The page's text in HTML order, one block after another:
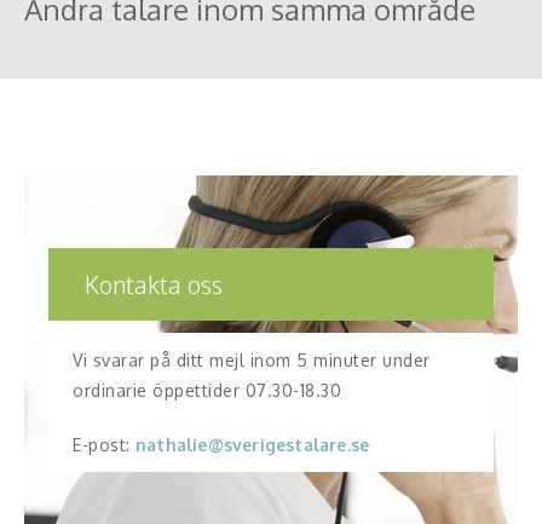
Andra talare inom samma område
Kontakta oss
Vi svarar på ditt mejl inom 5 minuter under
ordinarie öppettider 07.30-18.30
E-post: nathalie@sverigestalare.se